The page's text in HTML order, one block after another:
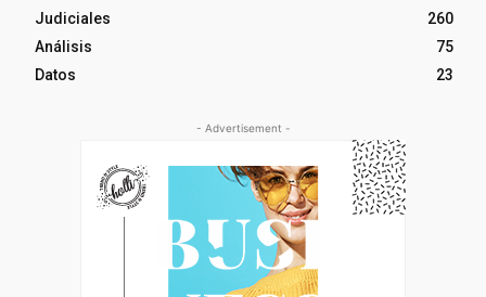
Judiciales
260
Análisis
75
Datos
23
- Advertisement -